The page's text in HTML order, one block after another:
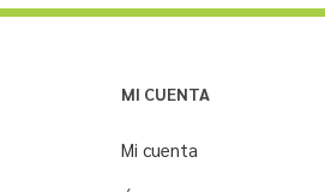
MI CUENTA
Mi cuenta